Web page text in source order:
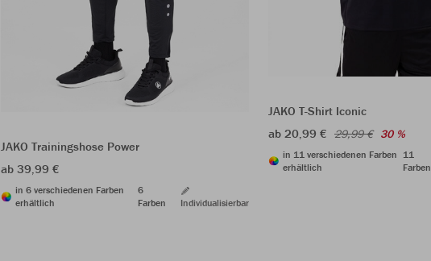
JAKO Trainingshose Power
ab 39,99 €
in 6 verschiedenen Farben
erhältlich
6
Farben
Individualisierbar
JAKO T-Shirt Iconic
ab 20,99 € 29,99 € 30 %
in 11 verschiedenen Farben
erhältlich
11
Farben